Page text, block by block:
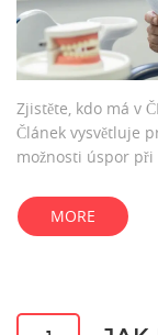
Zjistěte, kdo má v
Článek vysvětluje
možnosti úspor při
MORE